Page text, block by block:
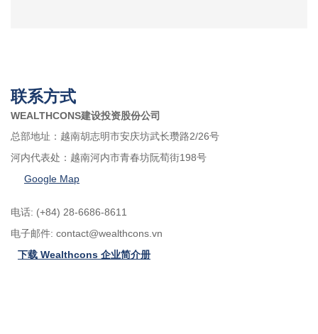
联系方式
WEALTHCONS建设投资股份公司
总部地址：越南胡志明市安庆坊武长瓒路2/26号
河内代表处：越南河内市青春坊阮荀街198号
Google Map
电话: (+84) 28-6686-8611
电子邮件: contact@wealthcons.vn
下载 Wealthcons 企业简介册